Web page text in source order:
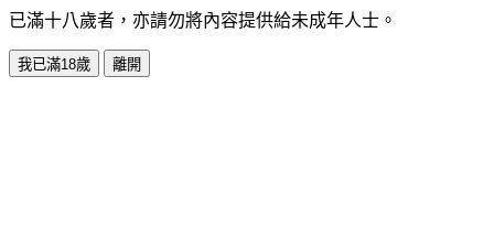
已滿十八歲者，亦請勿將內容提供給未成年人士。
我已滿18歲 離開